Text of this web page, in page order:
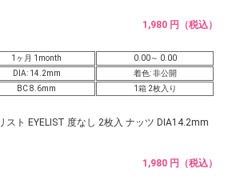
1,980 円（税込）
1ヶ月 1month
0.00～ 0.00
DIA: 14.2mm
着色: 非公開
BC 8.6mm
1箱 2枚入り
スト EYELIST 度なし 2枚入 ナッツ DIA14.2mm
1,980 円（税込）